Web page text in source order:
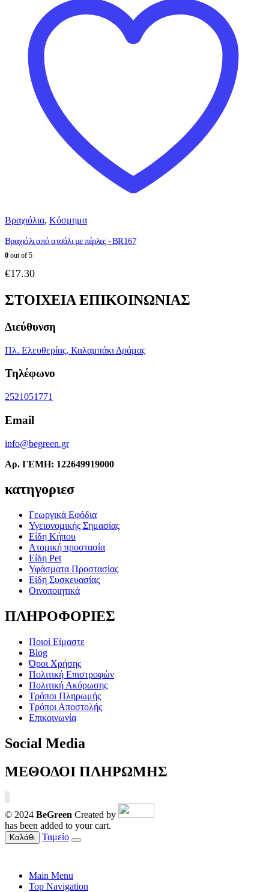
Βραχιόλια, Κόσμημα
Βραχιόλι από ατσάλι με πέρλες - BR167
0 out of 5
€17.30
ΣΤΟΙΧΕΙΑ ΕΠΙΚΟΙΝΩΝΙΑΣ
Διεύθυνση
Πλ. Ελευθερίας, Καλαμπάκι Δράμας
Τηλέφωνο
2521051771
Email
info@begreen.gr
Αρ. ΓΕΜΗ: 122649919000
κατηγοριεσ
Γεωργικά Εφόδια
Υγειονομικής Σημασίας
Είδη Κήπου
Ατομική προστασία
Είδη Pet
Υφάσματα Προστασίας
Είδη Συσκευασίας
Οινοποιητικά
ΠΛΗΡΟΦΟΡΙΕΣ
Ποιοί Είμαστε
Blog
Όροι Χρήσης
Πολιτική Επιστροφών
Πολιτική Ακύρωσης
Τρόποι Πληρωμής
Τρόποι Αποστολής
Επικοινωνία
Social Media
ΜΕΘΟΔΟΙ ΠΛΗΡΩΜΗΣ
© 2024 BeGreen Created by
has been added to your cart.
Καλάθι Ταμείο
Main Menu
Top Navigation